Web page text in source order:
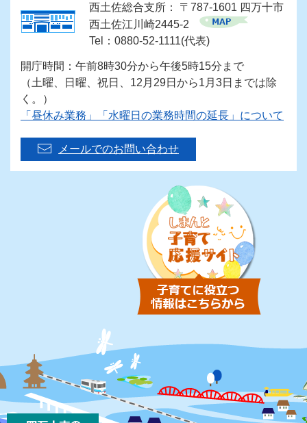
西土佐総合支所： 〒787-1601 四万十市
西土佐江川崎2445-2
Tel：0880-52-1111(代表)
開庁時間：午前8時30分から午後5時15分まで
（土曜、日曜、祝日、12月29日から1月3日までは除
く。）
「昼休み業務」「水曜日の業務時間の延長」について
メールでのお問い合わせ